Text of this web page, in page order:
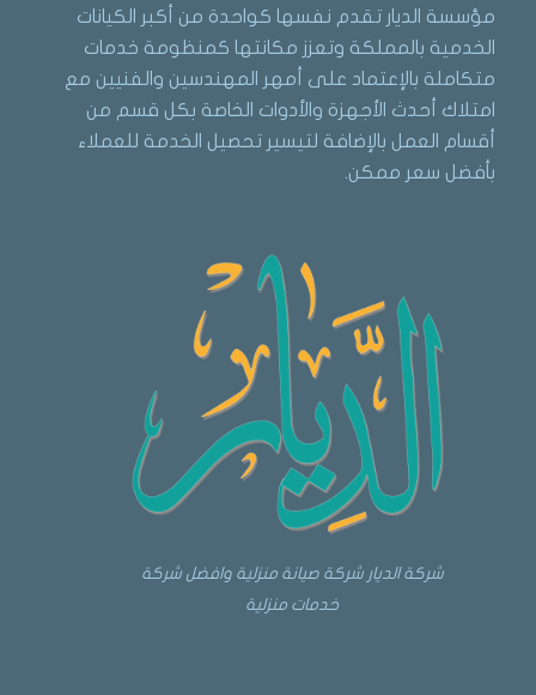
مؤسسة الديار تقدم نفسها كواحدة من أكبر الكيانات
الخدمية بالمملكة وتعزز مكانتها كمنظومة خدمات
متكاملة بالإعتماد على أمهر المهندسين والفنيين مع
امتلاك أحدث الأجهزة والأدوات الخاصة بكل قسم من
أقسام العمل بالإضافة لتيسير تحصيل الخدمة للعملاء
بأفضل سعر ممكن.
شركة الديار شركة صيانة منزلية وافضل شركة
خدمات منزلية